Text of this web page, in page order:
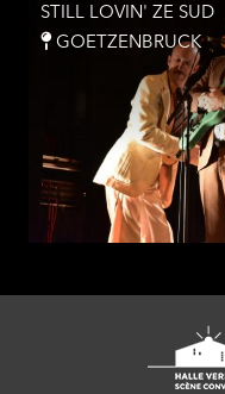
STILL LOVIN' ZE SUD
GOETZENBRUCK